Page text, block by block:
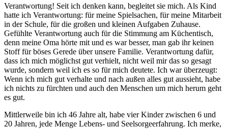
Verantwortung! Seit ich denken kann, begleitet sie mich. Als Kind
hatte ich Verantwortung: für meine Spielsachen, für meine Mitarbeit
in der Schule, für die großen und kleinen Aufgaben Zuhause.
Gefühlte Verantwortung auch für die Stimmung am Küchentisch,
denn meine Oma hörte mit und es war besser, man gab ihr keinen
Stoff für böses Gerede über unsere Familie. Verantwortung dafür,
dass ich mich möglichst gut verhielt, nicht weil mir das so gesagt
wurde, sondern weil ich es so für mich deutete. Ich war überzeugt:
Wenn ich mich gut verhalte und nach außen alles gut aussieht, habe
ich nichts zu fürchten und auch den Menschen um mich herum geht
es gut.
Mittlerweile bin ich 46 Jahre alt, habe vier Kinder zwischen 6 und
20 Jahren, jede Menge Lebens- und Seelsorgeerfahrung. Ich merke,